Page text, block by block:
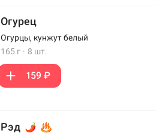
Огурец
Огурцы, кунжут белый
165 г · 8 шт.
159 ₽
Рэд